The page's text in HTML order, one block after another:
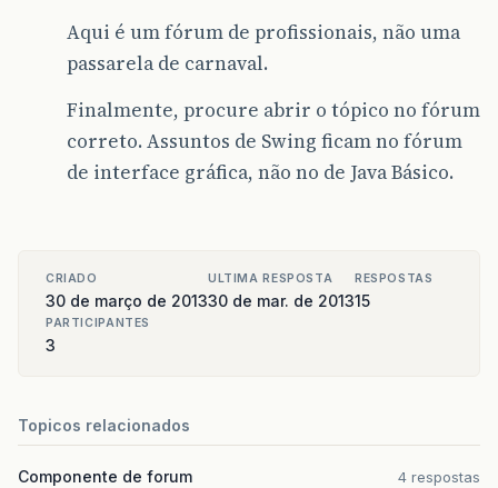
Aqui é um fórum de profissionais, não uma
passarela de carnaval.
Finalmente, procure abrir o tópico no fórum
correto. Assuntos de Swing ficam no fórum
de interface gráfica, não no de Java Básico.
CRIADO
30 de março de 2013
ULTIMA RESPOSTA
30 de mar. de 2013
RESPOSTAS
15
PARTICIPANTES
3
Topicos relacionados
Componente de forum 4 respostas